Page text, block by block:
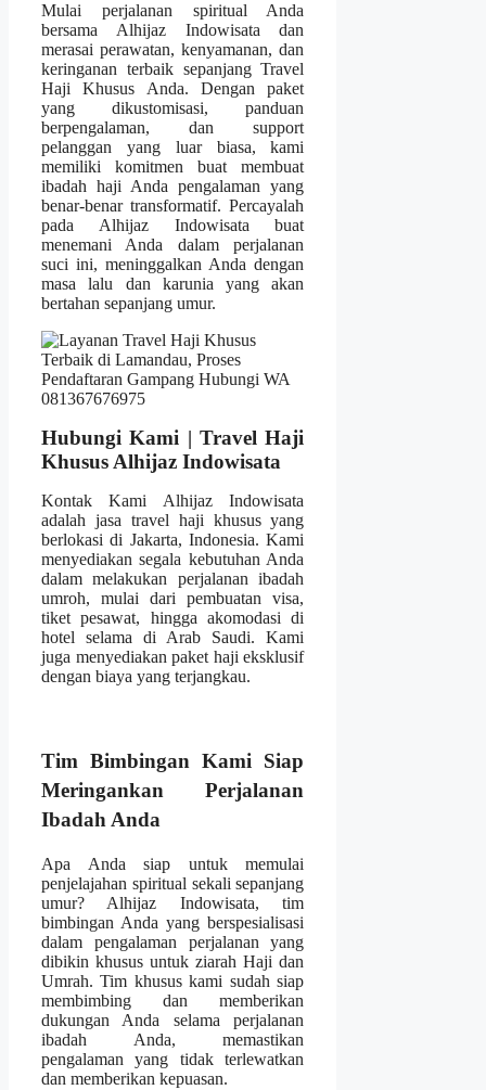
Mulai perjalanan spiritual Anda
bersama Alhijaz Indowisata dan
merasai perawatan, kenyamanan, dan
keringanan terbaik sepanjang Travel
Haji Khusus Anda. Dengan paket
yang dikustomisasi, panduan
berpengalaman, dan support
pelanggan yang luar biasa, kami
memiliki komitmen buat membuat
ibadah haji Anda pengalaman yang
benar-benar transformatif. Percayalah
pada Alhijaz Indowisata buat
menemani Anda dalam perjalanan
suci ini, meninggalkan Anda dengan
masa lalu dan karunia yang akan
bertahan sepanjang umur.
Hubungi Kami | Travel Haji
Khusus Alhijaz Indowisata
Kontak Kami Alhijaz Indowisata
adalah jasa travel haji khusus yang
berlokasi di Jakarta, Indonesia. Kami
menyediakan segala kebutuhan Anda
dalam melakukan perjalanan ibadah
umroh, mulai dari pembuatan visa,
tiket pesawat, hingga akomodasi di
hotel selama di Arab Saudi. Kami
juga menyediakan paket haji eksklusif
dengan biaya yang terjangkau.
Tim Bimbingan Kami Siap
Meringankan Perjalanan
Ibadah Anda
Apa Anda siap untuk memulai
penjelajahan spiritual sekali sepanjang
umur? Alhijaz Indowisata, tim
bimbingan Anda yang berspesialisasi
dalam pengalaman perjalanan yang
dibikin khusus untuk ziarah Haji dan
Umrah. Tim khusus kami sudah siap
membimbing dan memberikan
dukungan Anda selama perjalanan
ibadah Anda, memastikan
pengalaman yang tidak terlewatkan
dan memberikan kepuasan.